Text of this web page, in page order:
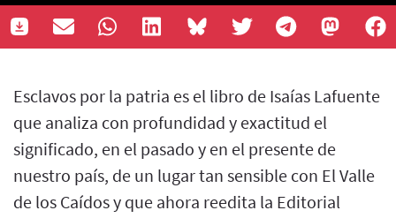
Esclavos por la patria es el libro de Isaías Lafuente
que analiza con profundidad y exactitud el
significado, en el pasado y en el presente de
nuestro país, de un lugar tan sensible con El Valle
de los Caídos y que ahora reedita la Editorial